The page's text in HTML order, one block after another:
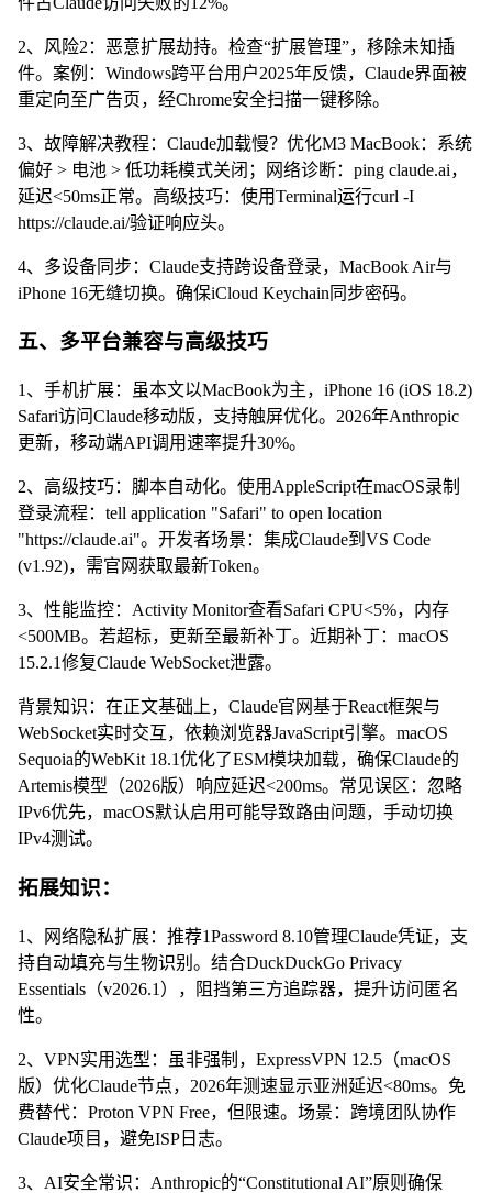
2、风险2：恶意扩展劫持。检查“扩展管理”，移除未知插
件。案例：Windows跨平台用户2025年反馈，Claude界面被
重定向至广告页，经Chrome安全扫描一键移除。
3、故障解决教程：Claude加载慢？优化M3 MacBook：系统
偏好 > 电池 > 低功耗模式关闭；网络诊断：ping claude.ai，
延迟<50ms正常。高级技巧：使用Terminal运行curl -I
https://claude.ai/验证响应头。
4、多设备同步：Claude支持跨设备登录，MacBook Air与
iPhone 16无缝切换。确保iCloud Keychain同步密码。
五、多平台兼容与高级技巧
1、手机扩展：虽本文以MacBook为主，iPhone 16 (iOS 18.2)
Safari访问Claude移动版，支持触屏优化。2026年Anthropic
更新，移动端API调用速率提升30%。
2、高级技巧：脚本自动化。使用AppleScript在macOS录制
登录流程：tell application "Safari" to open location
"https://claude.ai"。开发者场景：集成Claude到VS Code
(v1.92)，需官网获取最新Token。
3、性能监控：Activity Monitor查看Safari CPU<5%，内存
<500MB。若超标，更新至最新补丁。近期补丁：macOS
15.2.1修复Claude WebSocket泄露。
背景知识：在正文基础上，Claude官网基于React框架与
WebSocket实时交互，依赖浏览器JavaScript引擎。macOS
Sequoia的WebKit 18.1优化了ESM模块加载，确保Claude的
Artemis模型（2026版）响应延迟<200ms。常见误区：忽略
IPv6优先，macOS默认启用可能导致路由问题，手动切换
IPv4测试。
拓展知识：
1、网络隐私扩展：推荐1Password 8.10管理Claude凭证，支
持自动填充与生物识别。结合DuckDuckGo Privacy
Essentials（v2026.1），阻挡第三方追踪器，提升访问匿名
性。
2、VPN实用选型：虽非强制，ExpressVPN 12.5（macOS
版）优化Claude节点，2026年测速显示亚洲延迟<80ms。免
费替代：Proton VPN Free，但限速。场景：跨境团队协作
Claude项目，避免ISP日志。
3、AI安全常识：Anthropic的“Constitutional AI”原则确保